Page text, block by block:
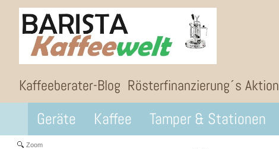
Kaffeeberater-Blog Rösterfinanzierung´s Aktion
Geräte Kaffee Tamper & Stationen
Zoom